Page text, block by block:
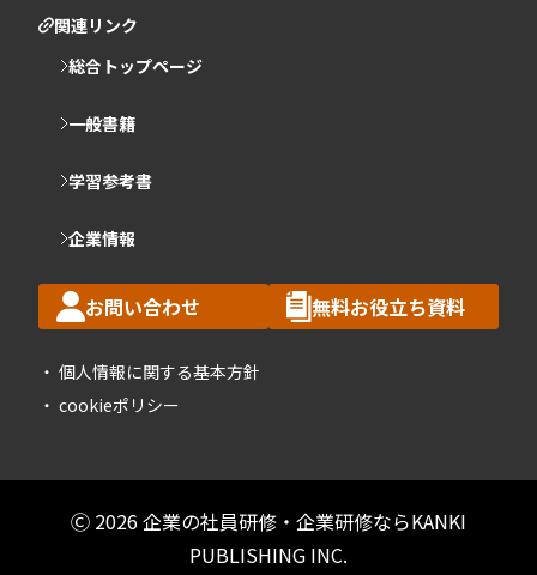
関連リンク
総合トップページ
一般書籍
学習参考書
企業情報
お問い合わせ 無料お役立ち資料
個人情報に関する基本方針
cookieポリシー
Ⓒ 2026 企業の社員研修・企業研修ならKANKI
PUBLISHING INC.